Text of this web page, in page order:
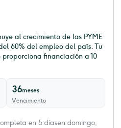
al crecimiento de las PYME
60% del empleo del país. Tu
proporciona financiación a 10
36meses
Vencimiento
en 5 díasen domingo,